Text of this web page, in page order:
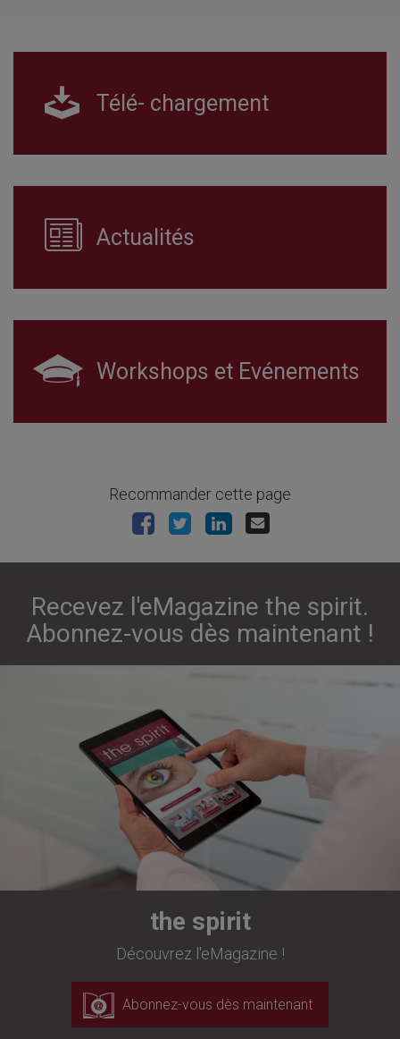
Télé- chargement
Actualités
Workshops et Evénements
Recommander cette page
Recevez l'eMagazine the spirit.
Abonnez-vous dès maintenant !
the spirit
Découvrez l'eMagazine !
Abonnez-vous dès maintenant